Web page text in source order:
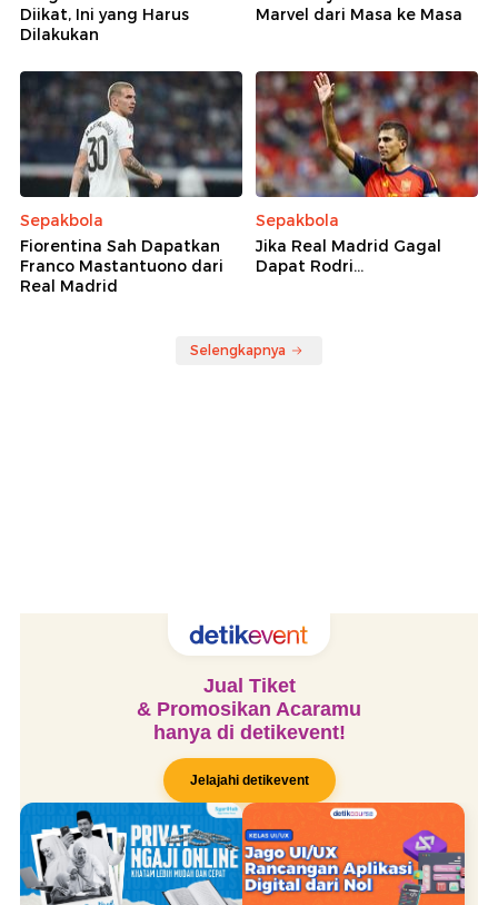
Diikat, Ini yang Harus
Dilakukan
Marvel dari Masa ke Masa
Sepakbola
Fiorentina Sah Dapatkan
Franco Mastantuono dari
Real Madrid
Sepakbola
Jika Real Madrid Gagal
Dapat Rodri...
Selengkapnya